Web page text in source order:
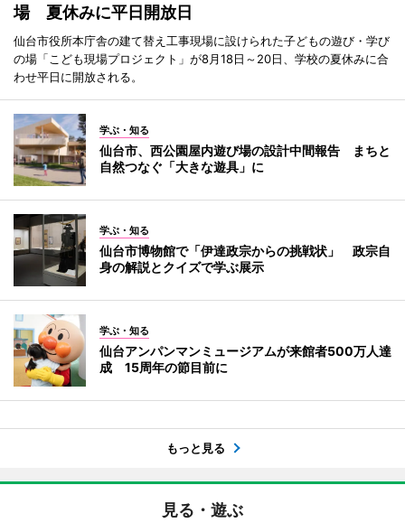
場 夏休みに平日開放日
仙台市役所本庁舎の建て替え工事現場に設けられた子どもの遊び・学び
の場「こども現場プロジェクト」が8月18日～20日、学校の夏休みに合
わせ平日に開放される。
学ぶ・知る
仙台市、西公園屋内遊び場の設計中間報告 まちと
自然つなぐ「大きな遊具」に
学ぶ・知る
仙台市博物館で「伊達政宗からの挑戦状」 政宗自
身の解説とクイズで学ぶ展示
学ぶ・知る
仙台アンパンマンミュージアムが来館者500万人達
成 15周年の節目前に
もっと見る
見る・遊ぶ